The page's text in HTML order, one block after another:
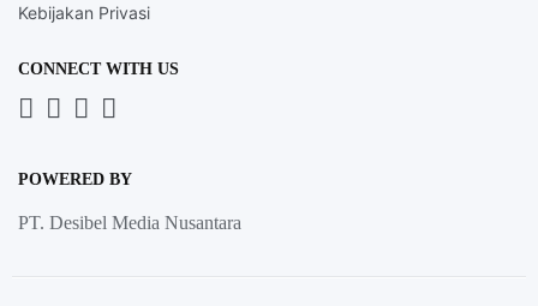
Kebijakan Privasi
CONNECT WITH US
POWERED BY
PT. Desibel Media Nusantara